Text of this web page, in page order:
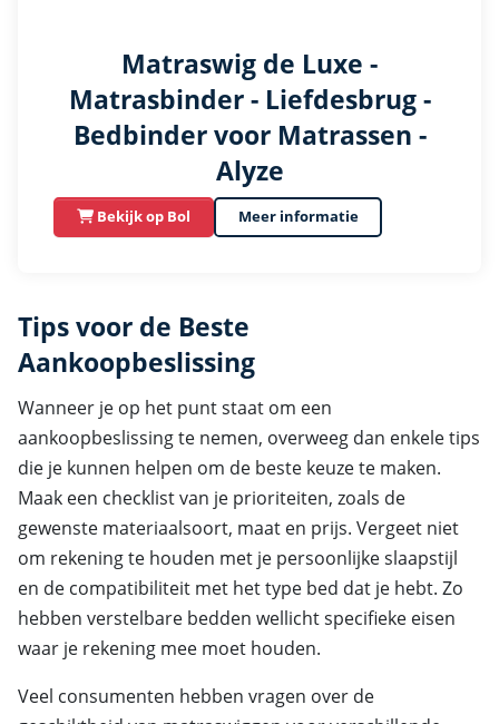
Matraswig de Luxe -
Matrasbinder - Liefdesbrug -
Bedbinder voor Matrassen -
Alyze
Bekijk op Bol Meer informatie
Tips voor de Beste
Aankoopbeslissing
Wanneer je op het punt staat om een
aankoopbeslissing te nemen, overweeg dan enkele tips
die je kunnen helpen om de beste keuze te maken.
Maak een checklist van je prioriteiten, zoals de
gewenste materiaalsoort, maat en prijs. Vergeet niet
om rekening te houden met je persoonlijke slaapstijl
en de compatibiliteit met het type bed dat je hebt. Zo
hebben verstelbare bedden wellicht specifieke eisen
waar je rekening mee moet houden.
Veel consumenten hebben vragen over de